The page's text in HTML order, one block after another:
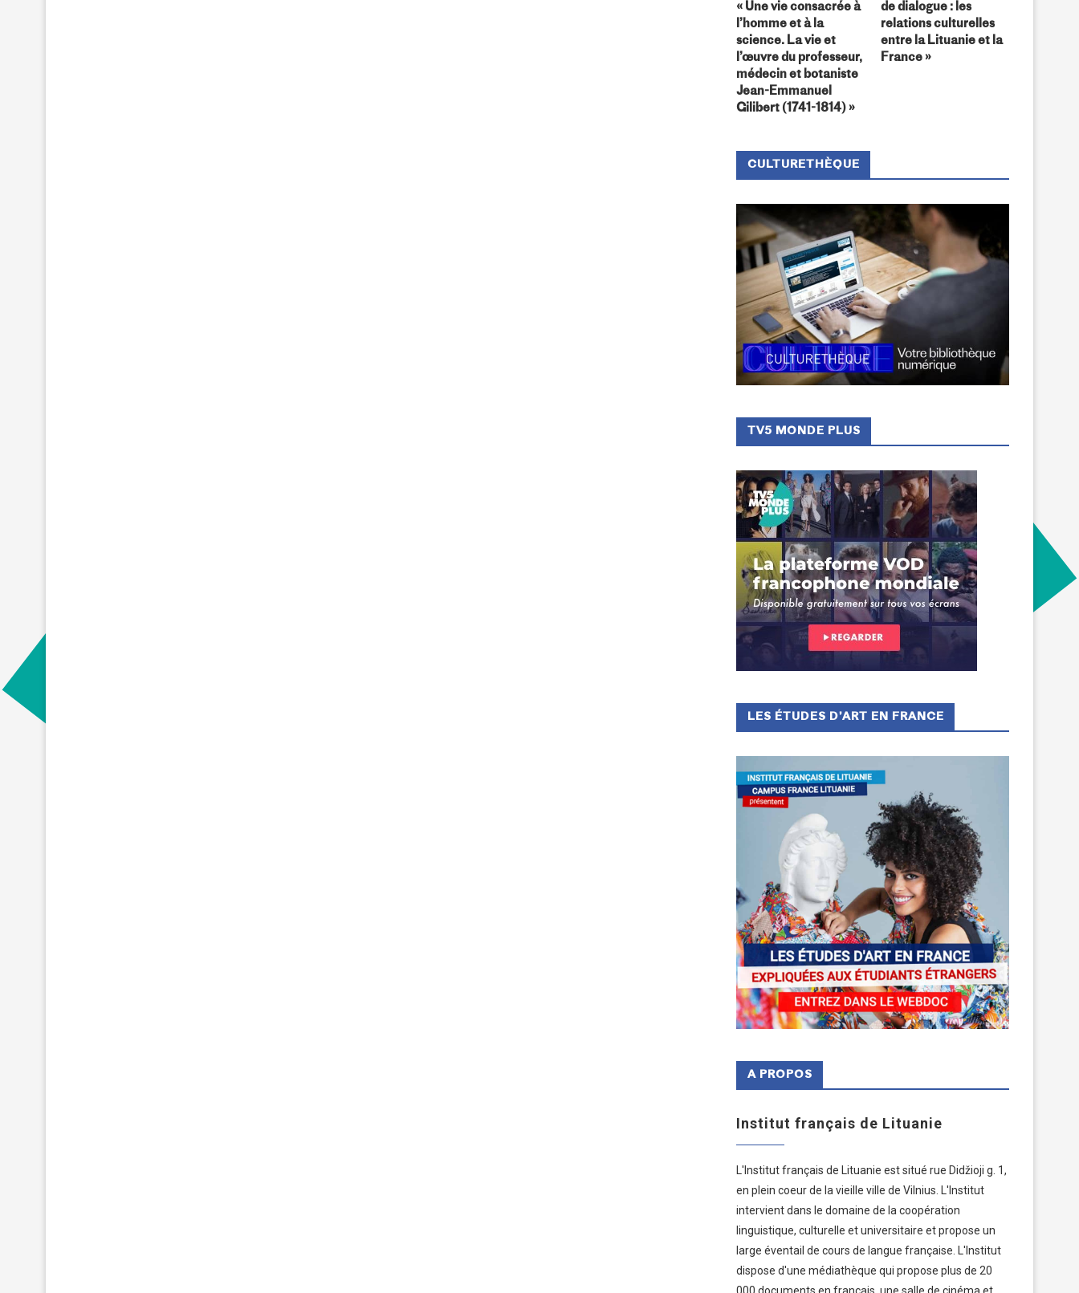
« Une vie consacrée à
l’homme et à la
science. La vie et
l’œuvre du professeur,
médecin et botaniste
Jean-Emmanuel
Gilibert (1741-1814) »
de dialogue : les
relations culturelles
entre la Lituanie et la
France »
CULTURETHÈQUE
TV5 MONDE PLUS
LES ÉTUDES D’ART EN FRANCE
A PROPOS
Institut français de Lituanie
L'Institut français de Lituanie est situé rue Didžioji g. 1,
en plein coeur de la vieille ville de Vilnius. L'Institut
intervient dans le domaine de la coopération
linguistique, culturelle et universitaire et propose un
large éventail de cours de langue française. L'Institut
dispose d'une médiathèque qui propose plus de 20